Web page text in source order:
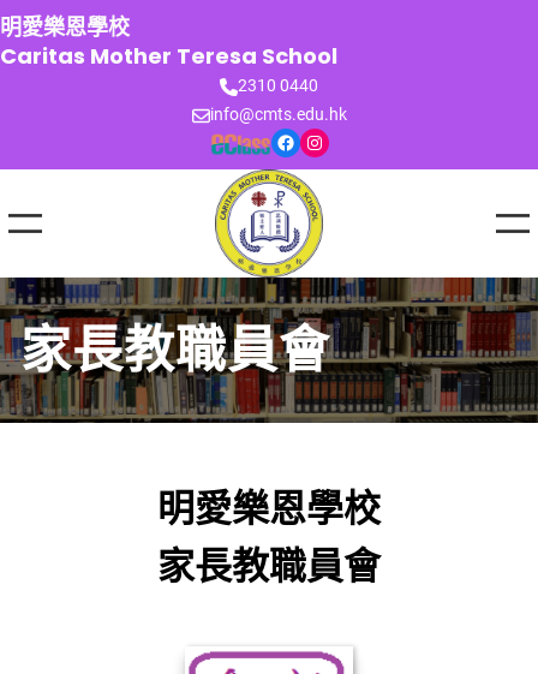
跳
至
主
明愛樂恩學校
Caritas Mother Teresa School
2310 0440
info@cmts.edu.hk
Facebook Instagram
家長教職員會
明愛樂恩學校
家長教職員會